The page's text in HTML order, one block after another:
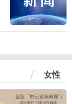
女性